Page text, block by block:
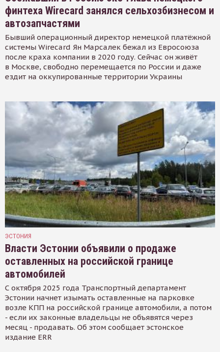
финтеха Wirecard занялся сельхозбизнесом и
автозапчастями
Бывший операционный директор немецкой платёжной
системы Wirecard Ян Марсалек бежал из Евросоюза
после краха компании в 2020 году. Сейчас он живёт
в Москве, свободно перемещается по России и даже
ездит на оккупированные территории Украины
ЭСТОНИЯ
Власти Эстонии объявили о продаже
оставленных на российской границе
автомобилей
С октября 2025 года Транспортный департамент
Эстонии начнет изымать оставленные на парковке
возле КПП на российской границе автомобили, а потом
- если их законные владельцы не объявятся через
месяц - продавать. Об этом сообщает эстонское
издание ERR